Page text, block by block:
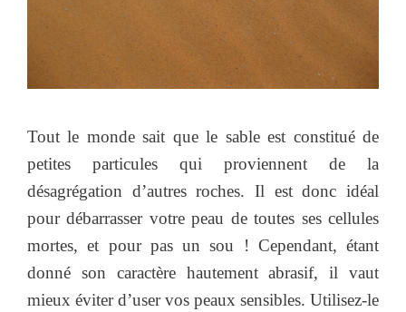
Tout le monde sait que le sable est constitué de
petites particules qui proviennent de la
désagrégation d’autres roches. Il est donc idéal
pour débarrasser votre peau de toutes ses cellules
mortes, et pour pas un sou ! Cependant, étant
donné son caractère hautement abrasif, il vaut
mieux éviter d’user vos peaux sensibles. Utilisez-le